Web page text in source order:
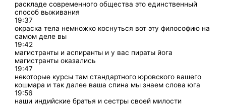
раскладе современного общества это единственный
способ выживания
19:37
окраска тела немножко коснуться вот эту философию на
самом деле вы
19:42
магистранты и аспиранты и у вас пираты йога
магистранты оказались
19:47
некоторые курсы там стандартного юровского вашего
кошмара и так далее ваша спина мы знаем слова юга
19:56
наши индийские братья и сестры своей милости